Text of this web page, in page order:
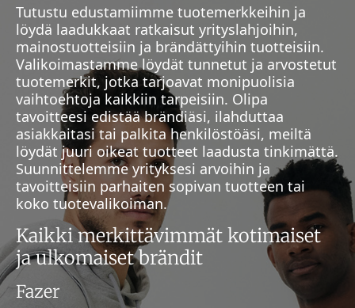
Tutustu edustamiimme tuotemerkkeihin ja
löydä laadukkaat ratkaisut yrityslahjoihin,
mainostuotteisiin ja brändättyihin tuotteisiin.
Valikoimastamme löydät tunnetut ja arvostetut
tuotemerkit, jotka tarjoavat monipuolisia
vaihtoehtoja kaikkiin tarpeisiin. Olipa
tavoitteesi edistää brändiäsi, ilahduttaa
asiakkaitasi tai palkita henkilöstöäsi, meiltä
löydät juuri oikeat tuotteet laadusta tinkimättä.
Suunnittelemme yrityksesi arvoihin ja
tavoitteisiin parhaiten sopivan tuotteen tai
koko tuotevalikoiman.
Kaikki merkittävimmät kotimaiset
ja ulkomaiset brändit
Fazer